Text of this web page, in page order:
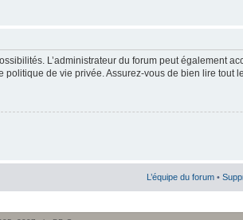
L’administrateur du forum peut également
de vie privée. Assurez-vous de bien lire tout
L’équipe du forum •